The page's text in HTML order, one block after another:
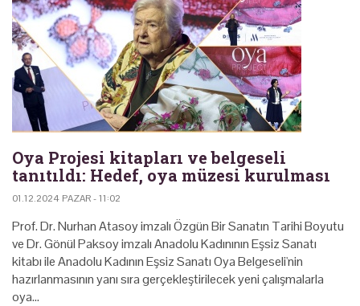
Oya Projesi kitapları ve belgeseli
tanıtıldı: Hedef, oya müzesi kurulması
01.12.2024 PAZAR - 11:02
Prof. Dr. Nurhan Atasoy imzalı Özgün Bir Sanatın Tarihi Boyutu
ve Dr. Gönül Paksoy imzalı Anadolu Kadınının Eşsiz Sanatı
kitabı ile Anadolu Kadının Eşsiz Sanatı Oya Belgeseli'nin
hazırlanmasının yanı sıra gerçekleştirilecek yeni çalışmalarla
oya…